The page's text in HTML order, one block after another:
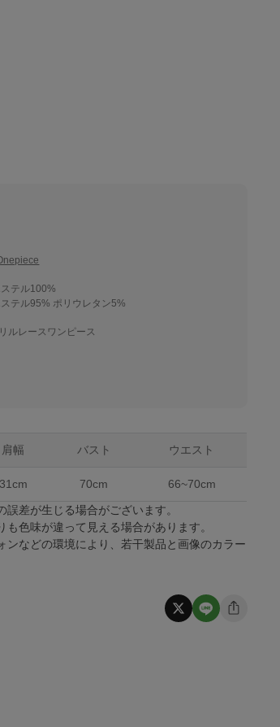
テル100%
テル95% ポリウレタン5%
ルレースワンピース
肩幅 バスト ウエスト
31cm 70cm
66~70cm
差が生じる場合がございます。
色味が違って見える場合があります。
ンなどの環境により、若干製品と画像のカラー